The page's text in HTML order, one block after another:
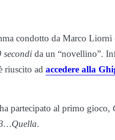
condotto da Marco Liorni
secondi da un “novellino”.
riuscito ad accedere alla
partecipato al primo gioco,
.